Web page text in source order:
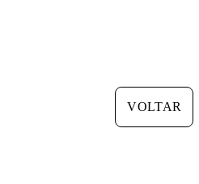
VOLTAR